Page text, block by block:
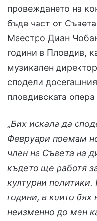
провеждането на
бъде част от
Маестро Диан
години в Пловдив,
музикален
сподели
пловдивската
„Бих искала да
Февруари поемам
член на Съвета на
където ще работя
културни политики.
години, в които
неизменно до мен